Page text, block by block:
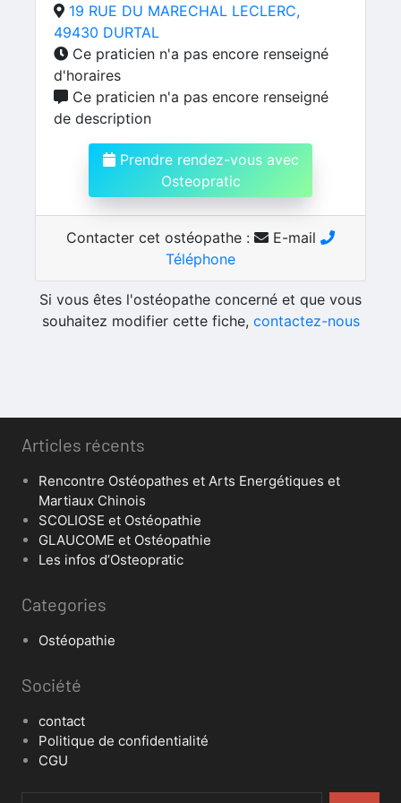
19 RUE DU MARECHAL LECLERC,
49430 DURTAL
Ce praticien n'a pas encore renseigné
d'horaires
Ce praticien n'a pas encore renseigné
de description
Prendre rendez-vous avec
Osteopratic
Contacter cet ostéopathe :
E-mail
Téléphone
Si vous êtes l'ostéopathe concerné et que vous
souhaitez modifier cette fiche, contactez-nous
Articles récents
Rencontre Ostéopathes et Arts Energétiques et
Martiaux Chinois
SCOLIOSE et Ostéopathie
GLAUCOME et Ostéopathie
Les infos d’Osteopratic
Categories
Ostéopathie
Société
contact
Politique de confidentialité
CGU